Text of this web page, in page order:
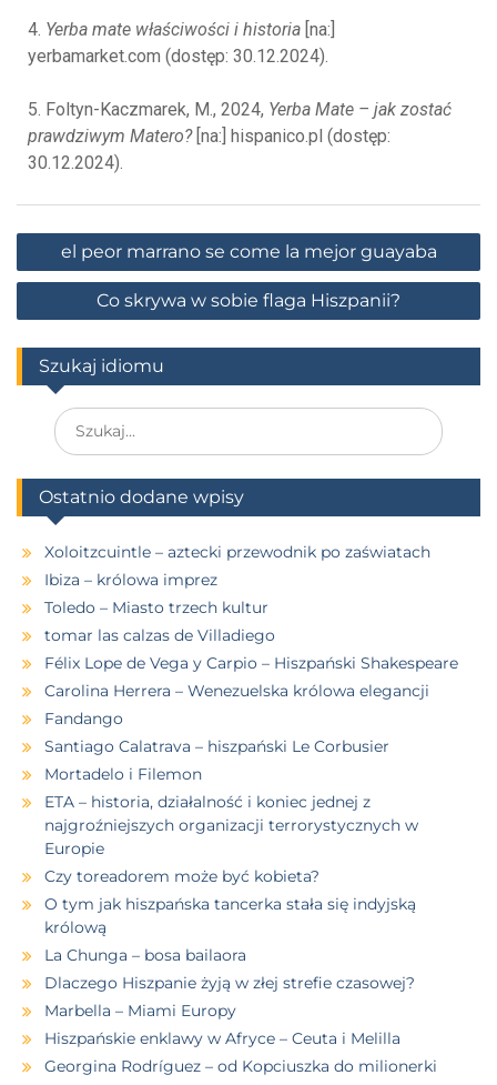
4. Yerba mate właściwości i historia [na:]
yerbamarket.com (dostęp: 30.12.2024).
5. Foltyn-Kaczmarek, M., 2024, Yerba Mate – jak zostać
prawdziwym Matero?[na:] hispanico.pl (dostęp:
30.12.2024).
el peor marrano se come la mejor guayaba
Co skrywa w sobie flaga Hiszpanii?
Szukaj idiomu
Ostatnio dodane wpisy
Xoloitzcuintle – aztecki przewodnik po zaświatach
Ibiza – królowa imprez
Toledo – Miasto trzech kultur
tomar las calzas de Villadiego
Félix Lope de Vega y Carpio – Hiszpański Shakespeare
Carolina Herrera – Wenezuelska królowa elegancji
Fandango
Santiago Calatrava – hiszpański Le Corbusier
Mortadelo i Filemon
ETA – historia, działalność i koniec jednej z
najgroźniejszych organizacji terrorystycznych w
Europie
Czy toreadorem może być kobieta?
O tym jak hiszpańska tancerka stała się indyjską
królową
La Chunga – bosa bailaora
Dlaczego Hiszpanie żyją w złej strefie czasowej?
Marbella – Miami Europy
Hiszpańskie enklawy w Afryce – Ceuta i Melilla
Georgina Rodríguez – od Kopciuszka do milionerki